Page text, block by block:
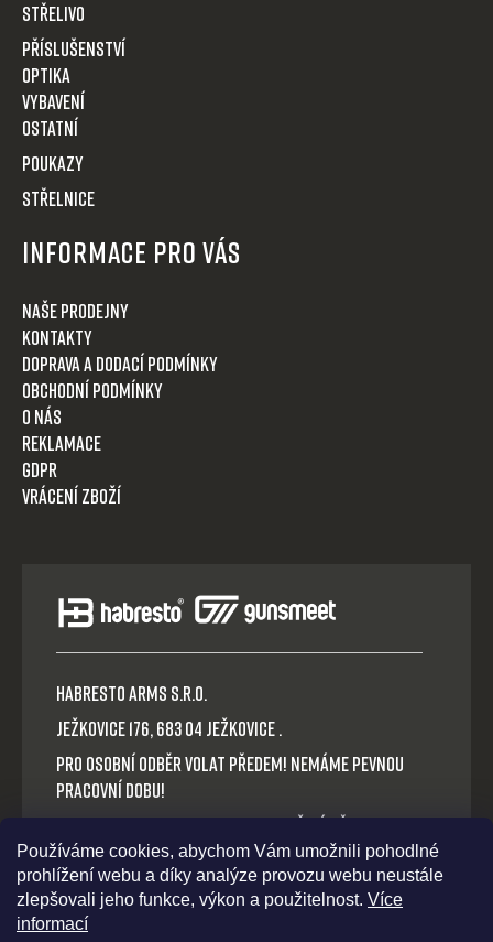
Používáme cookies, abychom Vám umožnili pohodlné
prohlížení webu a díky analýze provozu webu neustále
zlepšovali jeho funkce, výkon a použitelnost. Více
informací
Střelivo
Příslušenství
Optika
VYBAVENÍ
OSTATNÍ
POUKAZY
STŘELNICE
Informace pro Vás
Naše prodejny
Kontakty
Doprava a dodací podmínky
Obchodní podmínky
O nás
Reklamace
GDPR
Vrácení zboží
HABRESTO ARMS s.r.o.
Ježkovice 176, 683 04 Ježkovice .
Pro osobní odběr volat předem! Nemáme pevnou
pracovní dobu!
Platba v hotovosti nebo QR okamžitý převod.
Volejte: +420 721 030 614
E-mail: habresto@habresto.cz